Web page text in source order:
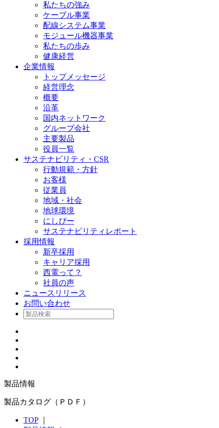
私たちの強み
ケーブル事業
配線システム事業
モジュール機器事業
私たちの歩み
健康経営
企業情報
トップメッセージ
経営理念
概要
沿革
国内ネットワーク
グループ会社
主要製品
役員一覧
サステナビリティ・CSR
行動規範・方針
お客様
従業員
地域・社会
地球環境
にしぴー
サステナビリティレポート
採用情報
新卒採用
キャリア採用
西電って？
社員の声
ニュースリリース
お問い合わせ
製品情報
製品カタログ（ＰＤＦ）
TOP｜